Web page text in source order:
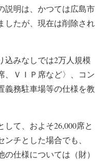
説明は、かつては広島市
したが、現在は削除され
込みなしでは2万人規模
、ＶＩＰ席など〉、コン
義務駐車場等の仕様を教
て、およそ26,000席と
チとした場合でも、
仕様については（財）